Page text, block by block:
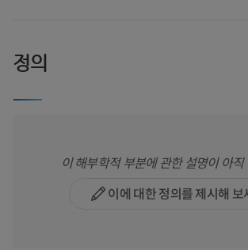
정의
이 해부학적 부분에 관한 설명이 아
이에 대한 정의를 제시해 보